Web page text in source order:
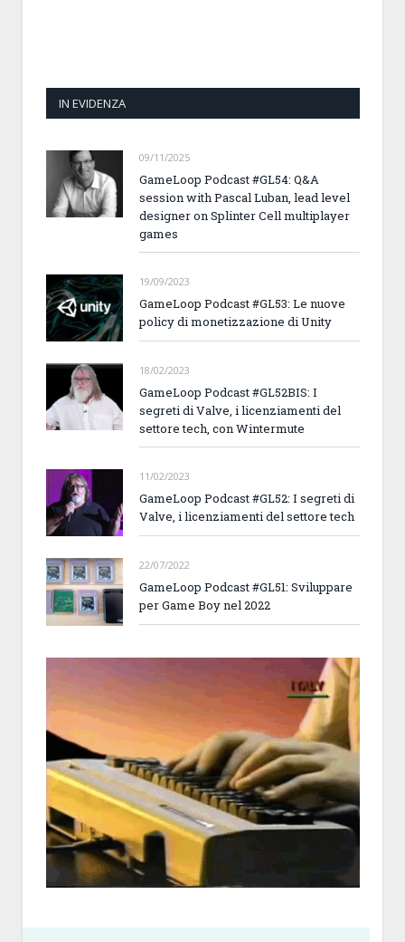
IN EVIDENZA
09/11/2025
GameLoop Podcast #GL54: Q&A
session with Pascal Luban, lead level
designer on Splinter Cell multiplayer
games
19/09/2023
GameLoop Podcast #GL53: Le nuove
policy di monetizzazione di Unity
18/02/2023
GameLoop Podcast #GL52BIS: I
segreti di Valve, i licenziamenti del
settore tech, con Wintermute
11/02/2023
GameLoop Podcast #GL52: I segreti di
Valve, i licenziamenti del settore tech
22/07/2022
GameLoop Podcast #GL51: Sviluppare
per Game Boy nel 2022